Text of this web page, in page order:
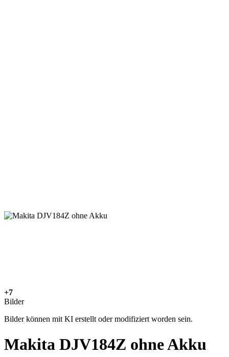
+7
Bilder
Bilder können mit KI erstellt oder modifiziert worden sein.
Makita DJV184Z ohne Akku